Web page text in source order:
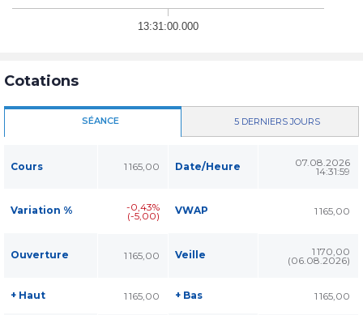
13:31:00.000
Cotations
SÉANCE 5 DERNIERS JOURS
Cours 1 165,00 Date/Heure 07.08.2026
14:31:59
Variation % -0,43%
(-5,00) VWAP 1 165,00
Ouverture 1 165,00 Veille 1 170,00
(06.08.2026)
+ Haut 1 165,00 + Bas 1 165,00